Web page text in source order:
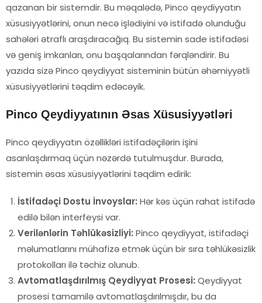
qazanan bir sistemdir. Bu məqalədə, Pinco qeydiyyatın
xüsusiyyətlərini, onun necə işlədiyini və istifadə olunduğu
sahələri ətraflı araşdıracağıq. Bu sistemin sade istifadəsi
və geniş imkanları, onu başqalarından fərqləndirir. Bu
yazıda sizə Pinco qeydiyyat sisteminin bütün əhəmiyyətli
xüsusiyyətlərini təqdim edəcəyik.
Pinco Qeydiyyatının Əsas Xüsusiyyətləri
Pinco qeydiyyatın özəllikləri istifadəçilərin işini
asanlaşdırmaq üçün nəzərdə tutulmuşdur. Burada,
sistemin əsas xüsusiyyətlərini təqdim edirik:
İstifadəçi Dostu İnvoyslar: Hər kəs üçün rahat istifadə
edilə bilən interfeysi var.
Verilənlərin Təhlükəsizliyi: Pinco qeydiyyat, istifadəçi
məlumatlarını mühafizə etmək üçün bir sıra təhlükəsizlik
protokolları ilə təchiz olunub.
Avtomatlaşdırılmış Qeydiyyat Prosesi: Qeydiyyat
prosesi tamamilə avtomatlaşdırılmışdır, bu da